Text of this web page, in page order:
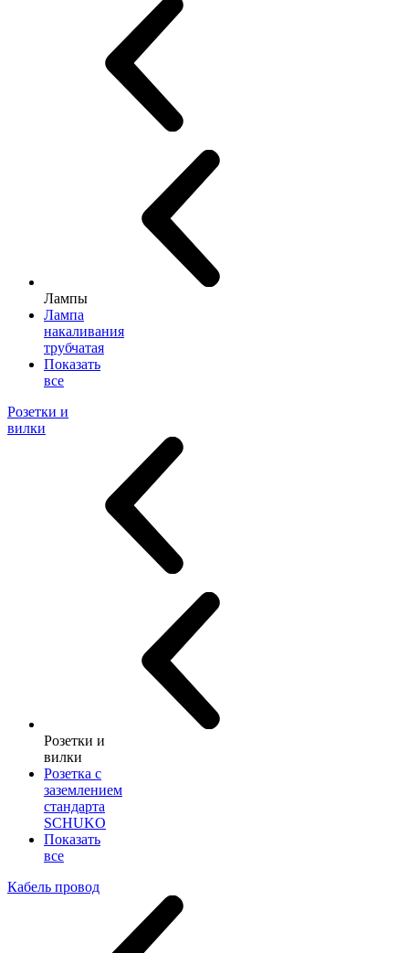
Лампы
Лампа
накаливания
трубчатая
Показать
все
Розетки и
вилки
Розетки и
вилки
Розетка с
заземлением
стандарта
SCHUKO
Показать
все
Кабель провод